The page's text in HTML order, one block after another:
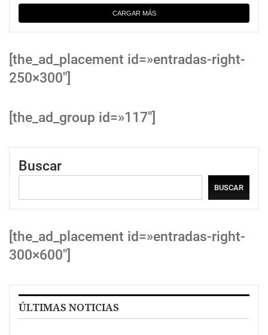
CARGAR MÁS
[the_ad_placement id=»entradas-right-
250×300″]
[the_ad_group id=»117″]
Buscar
BUSCAR
[the_ad_placement id=»entradas-right-
300×600″]
ÚLTIMAS NOTICIAS